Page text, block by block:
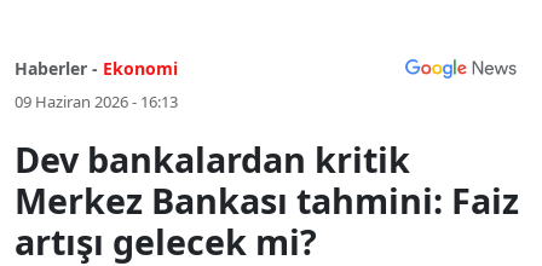
Haberler - Ekonomi
09 Haziran 2026 - 16:13
Dev bankalardan kritik
Merkez Bankası tahmini: Faiz
artışı gelecek mi?